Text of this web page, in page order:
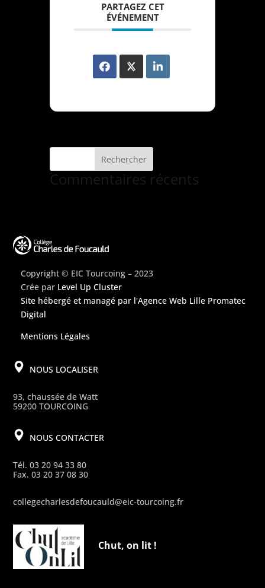
PARTAGEZ CET
ÉVÉNEMENT
Commentaires récents
Copyright © EIC Tourcoing – 2023
Crée par Level Up Cluster
Site hébergé et managé par l'Agence Web Lille Promatec
Digital
Mentions Légales
NOUS LOCALISER
93, chaussée de Watt
59200 TOURCOING
NOUS CONTACTER
Tél. 03 20 94 33 80
Fax. 03 20 37 08 30
collegecharlesdefoucauld@eic-tourcoing.fr
Chut, on lit !